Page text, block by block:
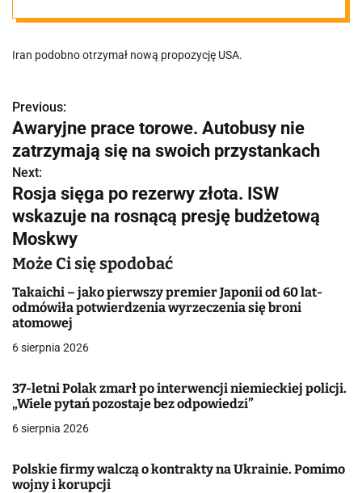
Iran podobno otrzymał nową propozycję USA.
N
a
w
i
g
a
c
j
a
w
p
s
Previous:
Awaryjne prace torowe. Autobusy nie
zatrzymają się na swoich przystankach
Next:
Rosja sięga po rezerwy złota. ISW
wskazuje na rosnącą presję budżetową
Moskwy
Może Ci się spodobać
Takaichi – jako pierwszy premier Japonii od 60 lat-
odmówiła potwierdzenia wyrzeczenia się broni
atomowej
6 sierpnia 2026
37-letni Polak zmarł po interwencji niemieckiej policji.
„Wiele pytań pozostaje bez odpowiedzi”
6 sierpnia 2026
Polskie firmy walczą o kontrakty na Ukrainie. Pomimo
wojny i korupcji